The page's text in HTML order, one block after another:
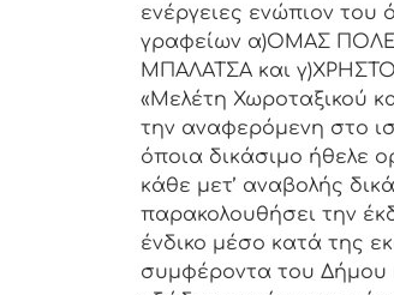
ενέργειες ενώπιον
γραφείων α)ΟΜΑΣ
ΜΠΑΛΑΤΣΑ και
«Μελέτη Χωροταξικού
την αναφερόμενη στο
όποια δικάσιμο ήθελε
κάθε μετ’ αναβολής
παρακολουθήσει την
ένδικο μέσο κατά της
συμφέροντα του Δήμου